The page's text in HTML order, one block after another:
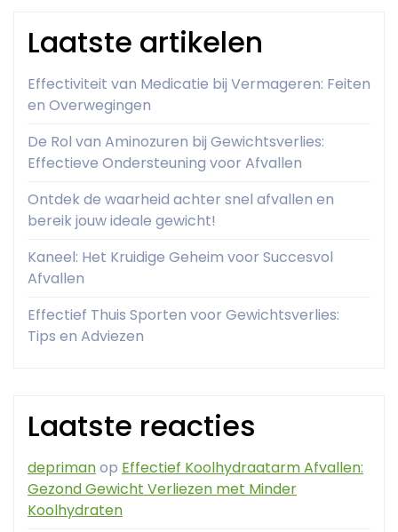
Laatste artikelen
Effectiviteit van Medicatie bij Vermageren: Feiten
en Overwegingen
De Rol van Aminozuren bij Gewichtsverlies:
Effectieve Ondersteuning voor Afvallen
Ontdek de waarheid achter snel afvallen en
bereik jouw ideale gewicht!
Kaneel: Het Kruidige Geheim voor Succesvol
Afvallen
Effectief Thuis Sporten voor Gewichtsverlies:
Tips en Adviezen
Laatste reacties
deprimanop Effectief Koolhydraatarm Afvallen:
Gezond Gewicht Verliezen met Minder
Koolhydraten